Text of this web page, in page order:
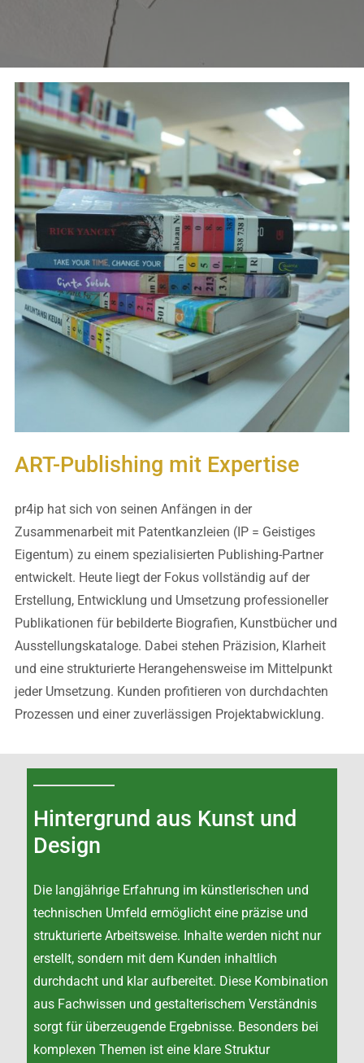
ART-Publishing mit Expertise
pr4ip hat sich von seinen Anfängen in der
Zusammenarbeit mit Patentkanzleien (IP = Geistiges
Eigentum) zu einem spezialisierten Publishing-Partner
entwickelt. Heute liegt der Fokus vollständig auf der
Erstellung, Entwicklung und Umsetzung professioneller
Publikationen für bebilderte Biografien, Kunstbücher und
Ausstellungskataloge. Dabei stehen Präzision, Klarheit
und eine strukturierte Herangehensweise im Mittelpunkt
jeder Umsetzung. Kunden profitieren von durchdachten
Prozessen und einer zuverlässigen Projektabwicklung.
Hintergrund aus Kunst und
Design
Die langjährige Erfahrung im künstlerischen und
technischen Umfeld ermöglicht eine präzise und
strukturierte Arbeitsweise. Inhalte werden nicht nur
erstellt, sondern mit dem Kunden inhaltlich
durchdacht und klar aufbereitet. Diese Kombination
aus Fachwissen und gestalterischem Verständnis
sorgt für überzeugende Ergebnisse. Besonders bei
komplexen Themen ist eine klare Struktur